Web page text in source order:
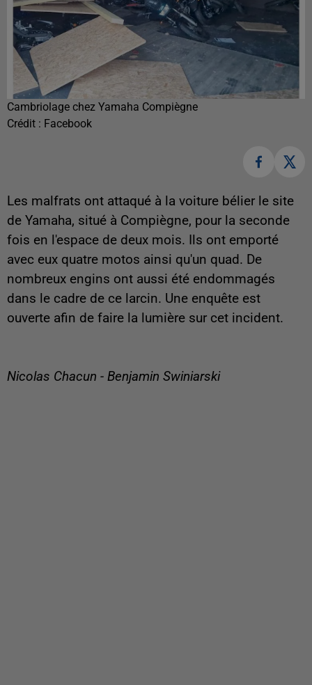
Cambriolage chez Yamaha Compiègne
Crédit : Facebook
Les malfrats ont attaqué à la voiture bélier le site
de Yamaha, situé à Compiègne, pour la seconde
fois en l'espace de deux mois. Ils ont emporté
avec eux quatre motos ainsi qu'un quad. De
nombreux engins ont aussi été endommagés
dans le cadre de ce larcin. Une enquête est
ouverte afin de faire la lumière sur cet incident.
Nicolas Chacun - Benjamin Swiniarski